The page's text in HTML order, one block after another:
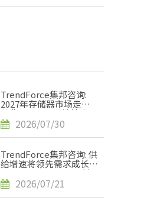
TrendForce集邦咨询:
2027年存储器市场走势
分化，DRAM供给持续紧
缺、NAND Flash转趋宽
松
2026/07/30
TrendForce集邦咨询: 供
给增速将领先需求成长，
2H27 NAND Flash紧缺
压力有望缓解
2026/07/21